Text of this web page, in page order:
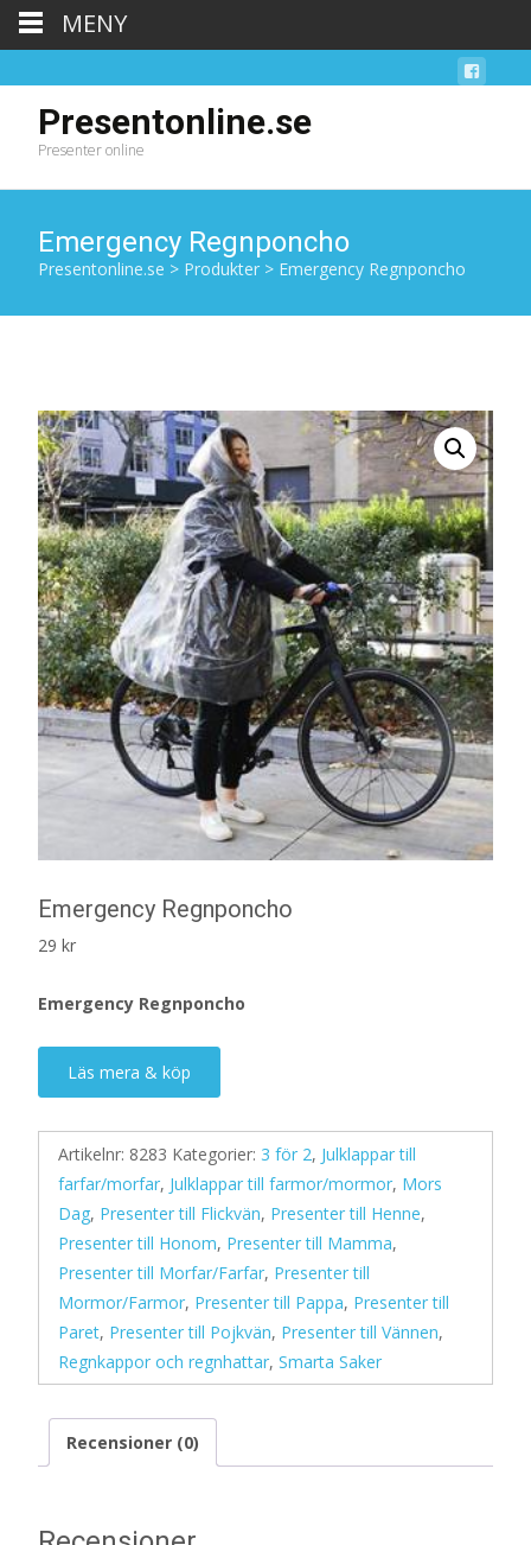
Presentonline.se
Presenter online
Emergency Regnponcho
Presentonline.se > Produkter > Emergency Regnponcho
Emergency Regnponcho
29 kr
Emergency Regnponcho
Läs mera & köp
Artikelnr: 8283 Kategorier: 3 för 2, Julklappar till
farfar/morfar, Julklappar till farmor/mormor, Mors
Dag, Presenter till Flickvän, Presenter till Henne,
Presenter till Honom, Presenter till Mamma,
Presenter till Morfar/Farfar, Presenter till
Mormor/Farmor, Presenter till Pappa, Presenter till
Paret, Presenter till Pojkvän, Presenter till Vännen,
Regnkappor och regnhattar, Smarta Saker
Recensioner (0)
MENY